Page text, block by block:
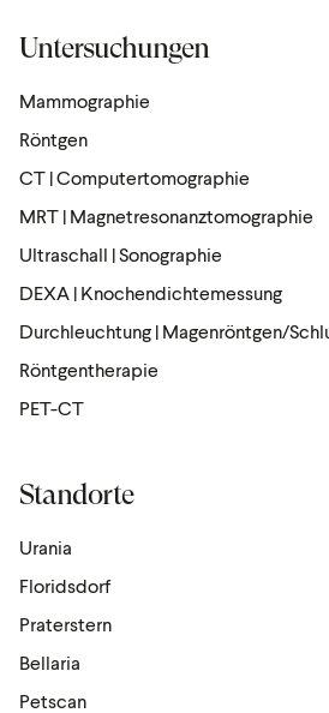
Untersuchungen
Mammographie
Röntgen
CT | Computertomographie
MRT | Magnetresonanztomographie
Ultraschall | Sonographie
DEXA | Knochendichtemessung
Durchleuchtung | Magenröntgen/
Röntgen­the­rapie
PET-CT
Standorte
Urania
Floridsdorf
Praterstern
Bellaria
Petscan